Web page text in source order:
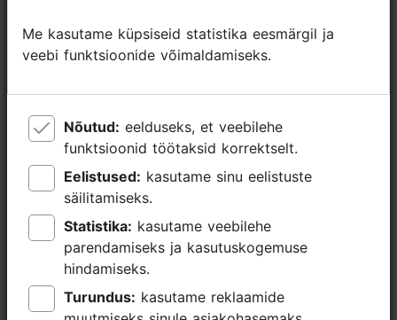
Lisainfo
Fookus/ piirkond: Kalamaja & Pelgulinn
Loe lähemalt
Me kasutame küpsiseid statistika eesmärgil ja
veebi funktsioonide võimaldamiseks.
Nõutud:
funktsioonid töötaksid korrektselt.
Eelistused:
säilitamiseks.
Statistika:
parendamiseks ja kasutuskogemuse
hindamiseks.
Turundus:
Me kasutame küpsiseid statistika eesmärgil ja
veebi funktsioonide võimaldamiseks.
Nõutud:
funktsioonid töötaksid korrektselt.
Eelistused:
säilitamiseks.
Statistika:
parendamiseks ja kasutuskogemuse
hindamiseks.
Turundus: